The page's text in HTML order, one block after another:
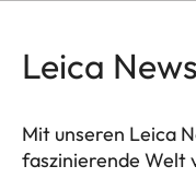
Leica News
Mit unseren Leica
faszinierende Welt